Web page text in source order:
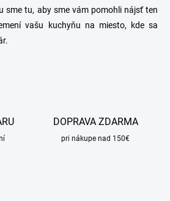
sme tu, aby sme vám pomohli nájsť ten
vašu kuchyňu na miesto, kde sa
DOPRAVA ZDARMA
pri nákupe nad 150€